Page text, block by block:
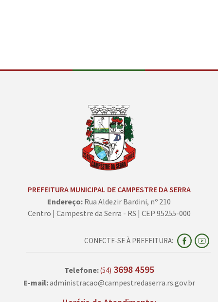
PREFEITURA MUNICIPAL DE CAMPESTRE DA SERRA
Endereço: Rua Aldezir Bardini, nº 210
Centro | Campestre da Serra - RS | CEP 95255-000
CONECTE-SE À PREFEITURA:
Telefone:(54) 3698 4595
E-mail:administracao@campestredaserra.rs.gov.br